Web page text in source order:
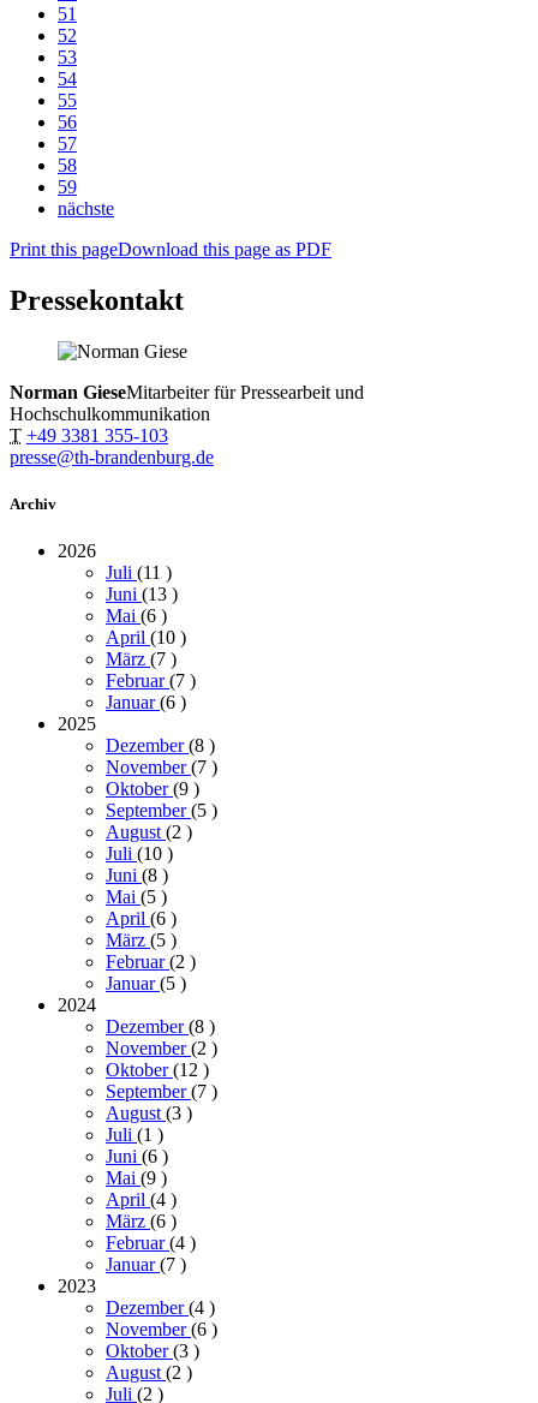
51
52
53
54
55
56
57
58
59
nächste
Print this pageDownload this page as PDF
Pressekontakt
Norman GieseMitarbeiter für Pressearbeit und
Hochschulkommunikation
T +49 3381 355-103
presse@th-brandenburg.de
Archiv
2026
Juli (11 )
Juni (13 )
Mai (6 )
April (10 )
März (7 )
Februar(7 )
Januar(6 )
2025
Dezember(8 )
November(7 )
Oktober(9 )
September(5 )
August(2 )
Juli (10 )
Juni (8 )
Mai (5 )
April (6 )
März (5 )
Februar(2 )
Januar(5 )
2024
Dezember(8 )
November(2 )
Oktober(12 )
September(7 )
August(3 )
Juli (1 )
Juni (6 )
Mai (9 )
April (4 )
März (6 )
Februar(4 )
Januar(7 )
2023
Dezember(4 )
November(6 )
Oktober(3 )
August(2 )
Juli (2 )